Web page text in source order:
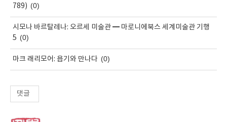
789) (0)
시모나 바르탈레나: 오르세 미술관 ━ 마로니에북스 세계미술관 기행
5 (0)
마크 래리모어: 욥기와 만나다 (0)
댓글